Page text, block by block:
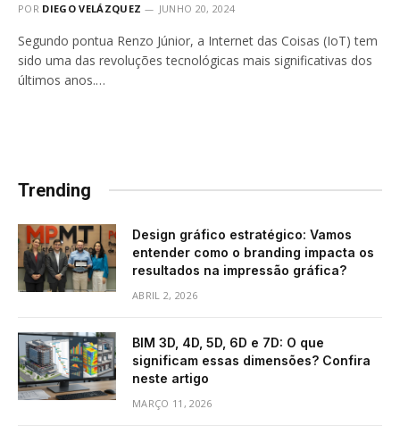
POR DIEGO VELÁZQUEZ JUNHO 20, 2024
Segundo pontua Renzo Júnior, a Internet das Coisas (IoT) tem
sido uma das revoluções tecnológicas mais significativas dos
últimos anos.…
Trending
Design gráfico estratégico: Vamos
entender como o branding impacta os
resultados na impressão gráfica?
ABRIL 2, 2026
BIM 3D, 4D, 5D, 6D e 7D: O que
significam essas dimensões? Confira
neste artigo
MARÇO 11, 2026